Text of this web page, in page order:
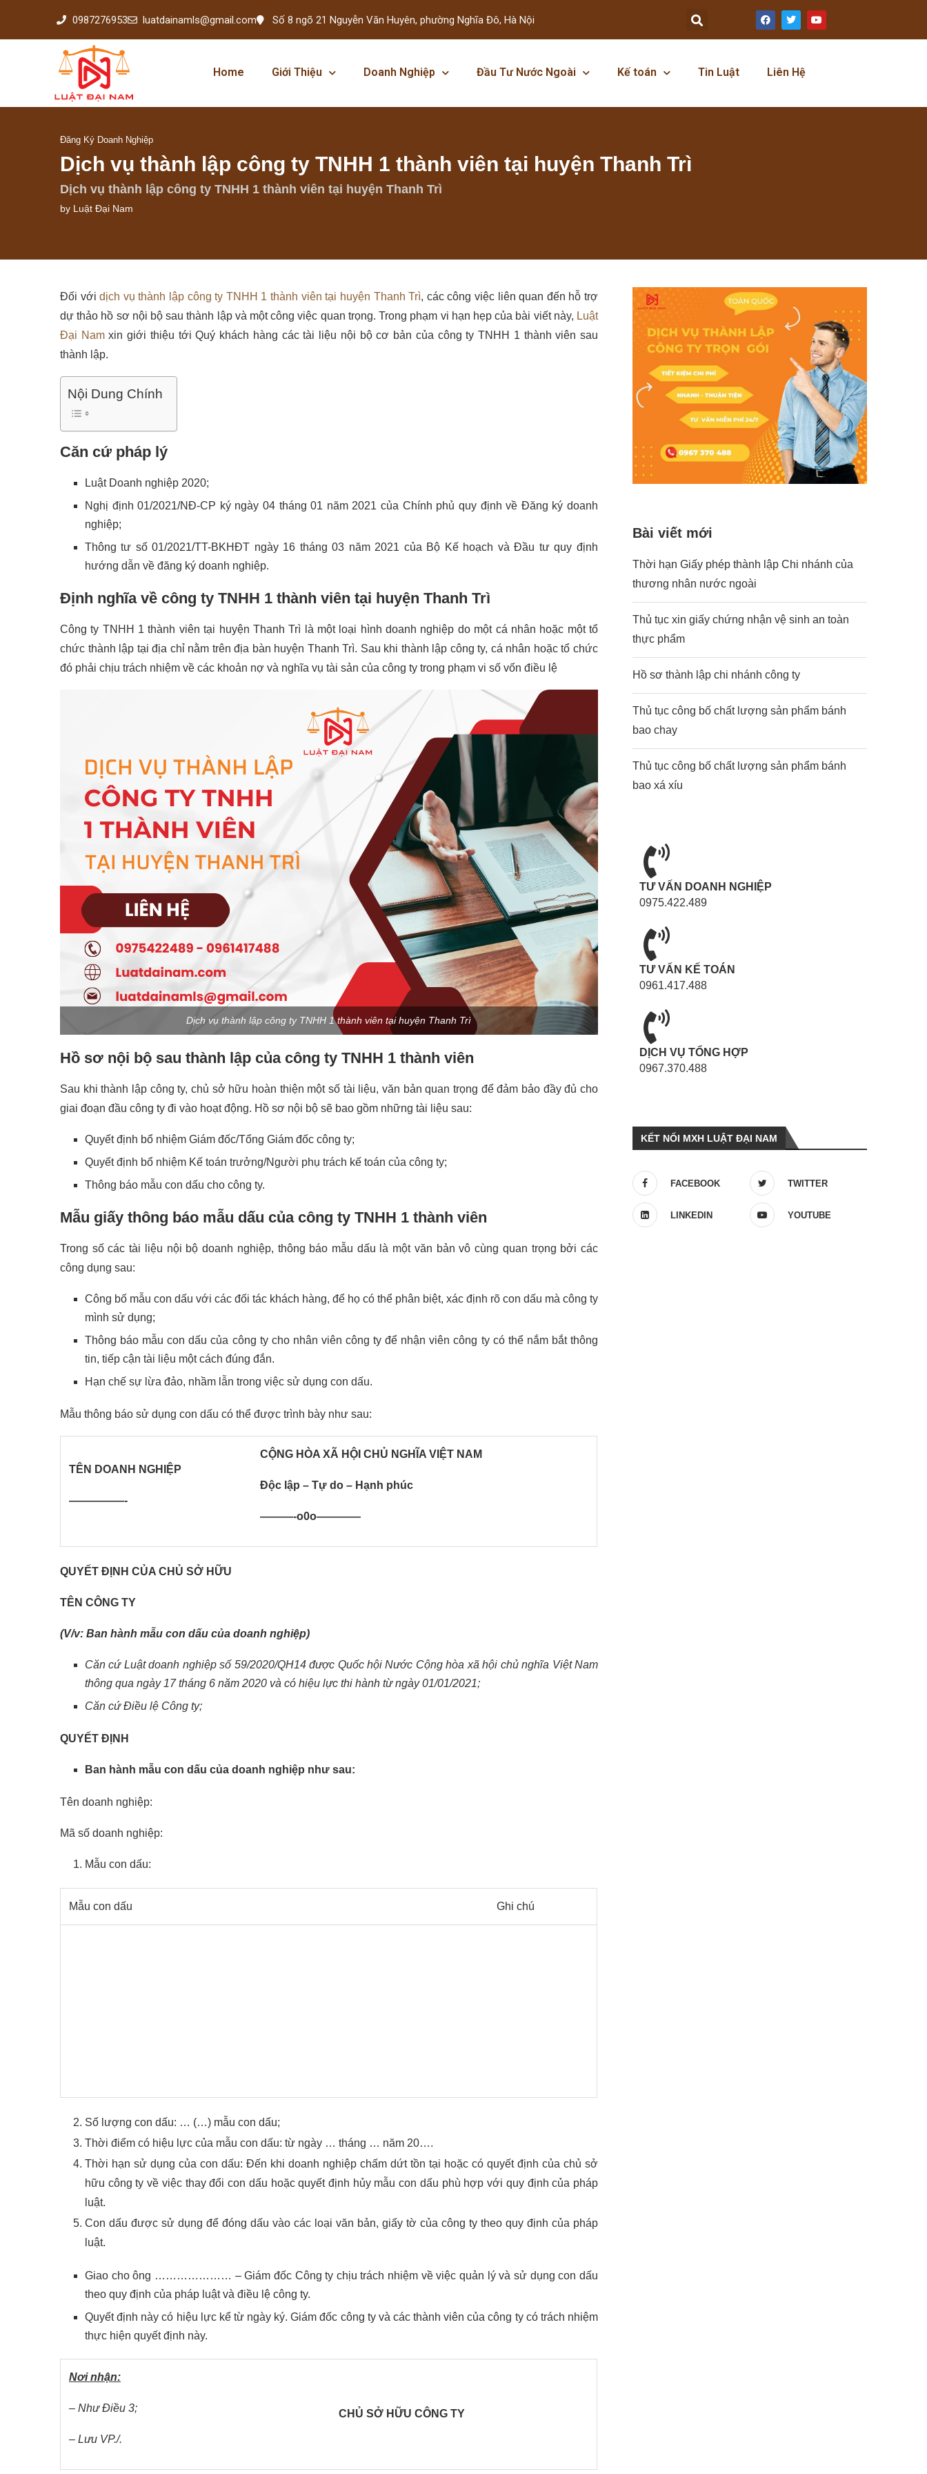
0987276953 luatdainamls@gmail.com Số 8 ngõ 21 Nguyễn Văn Huyên, phường Nghĩa Đô, Hà Nội
Home Giới Thiệu Doanh Nghiệp Đầu Tư Nước Ngoài Kế toán Tin Luật Liên Hệ
Đăng Ký Doanh Nghiệp
Dịch vụ thành lập công ty TNHH 1 thành viên tại huyện Thanh Trì
Dịch vụ thành lập công ty TNHH 1 thành viên tại huyện Thanh Trì
by Luật Đại Nam
Đối vớidịch vụ thành lập công ty TNHH 1 thành viên tại huyện Thanh Trì, các công việc liên quan đến hỗ trợ
dự thảo hồ sơ nội bộ sau thành lập và một công việc quan trọng. Trong phạm vi hạn hẹp của bài viết này, Luật
Đại Namxin giới thiệu tới Quý khách hàng các tài liệu nội bộ cơ bản của công ty TNHH 1 thành viên sau
thành lập.
Nội Dung Chính
Căn cứ pháp lý
Luật Doanh nghiệp 2020;
Nghị định 01/2021/NĐ-CP ký ngày 04 tháng 01 năm 2021 của Chính phủ quy định về Đăng ký doanh
nghiệp;
Thông tư số 01/2021/TT-BKHĐT ngày 16 tháng 03 năm 2021 của Bộ Kế hoạch và Đầu tư quy định
hướng dẫn về đăng ký doanh nghiệp.
Định nghĩa về công ty TNHH 1 thành viên tại huyện Thanh Trì
Công ty TNHH 1 thành viên tại huyện Thanh Trì là một loại hình doanh nghiệp do một cá nhân hoặc một tổ
chức thành lập tại địa chỉ nằm trên địa bàn huyện Thanh Trì. Sau khi thành lập công ty, cá nhân hoặc tổ chức
đó phải chịu trách nhiệm về các khoản nợ và nghĩa vụ tài sản của công ty trong phạm vi số vốn điều lệ
Dịch vụ thành lập công ty TNHH 1 thành viên tại huyện Thanh Trì
Hồ sơ nội bộ sau thành lập của công ty TNHH 1 thành viên
Sau khi thành lập công ty, chủ sở hữu hoàn thiện một số tài liệu, văn bản quan trọng để đảm bảo đầy đủ cho
giai đoạn đầu công ty đi vào hoạt động. Hồ sơ nội bộ sẽ bao gồm những tài liệu sau:
Quyết định bổ nhiệm Giám đốc/Tổng Giám đốc công ty;
Quyết định bổ nhiệm Kế toán trưởng/Người phụ trách kế toán của công ty;
Thông báo mẫu con dấu cho công ty.
Mẫu giấy thông báo mẫu dấu của công ty TNHH 1 thành viên
Trong số các tài liệu nội bộ doanh nghiệp, thông báo mẫu dấu là một văn bản vô cùng quan trọng bởi các
công dụng sau:
Công bố mẫu con dấu với các đối tác khách hàng, để họ có thể phân biệt, xác định rõ con dấu mà công ty
mình sử dụng;
Thông báo mẫu con dấu của công ty cho nhân viên công ty để nhận viên công ty có thể nắm bắt thông
tin, tiếp cận tài liệu một cách đúng đắn.
Hạn chế sự lừa đảo, nhầm lẫn trong việc sử dụng con dấu.
Mẫu thông báo sử dụng con dấu có thể được trình bày như sau:
TÊN DOANH NGHIỆP
—————-
CỘNG HÒA XÃ HỘI CHỦ NGHĨA VIỆT NAM
Độc lập – Tự do – Hạnh phúc
———-o0o————
QUYẾT ĐỊNH CỦA CHỦ SỞ HỮU
TÊN CÔNG TY
(V/v: Ban hành mẫu con dấu của doanh nghiệp)
Căn cứ Luật doanh nghiệp số 59/2020/QH14 được Quốc hội Nước Cộng hòa xã hội chủ nghĩa Việt Nam
thông qua ngày 17 tháng 6 năm 2020 và có hiệu lực thi hành từ ngày 01/01/2021;
Căn cứ Điều lệ Công ty;
QUYẾT ĐỊNH
Ban hành mẫu con dấu của doanh nghiệp như sau:
Tên doanh nghiệp:
Mã số doanh nghiệp:
Mẫu con dấu:
Mẫu con dấu Ghi chú
Số lượng con dấu: … (…) mẫu con dấu;
Thời điểm có hiệu lực của mẫu con dấu: từ ngày … tháng … năm 20….
Thời hạn sử dụng của con dấu: Đến khi doanh nghiệp chấm dứt tồn tại hoặc có quyết định của chủ sở
hữu công ty về việc thay đổi con dấu hoặc quyết định hủy mẫu con dấu phù hợp với quy định của pháp
luật.
Con dấu được sử dụng để đóng dấu vào các loại văn bản, giấy tờ của công ty theo quy định của pháp
luật.
Giao cho ông ………………… – Giám đốc Công ty chịu trách nhiệm về việc quản lý và sử dụng con dấu
theo quy định của pháp luật và điều lệ công ty.
Quyết định này có hiệu lực kể từ ngày ký. Giám đốc công ty và các thành viên của công ty có trách nhiệm
thực hiện quyết định này.
Nơi nhận:
– Như Điều 3;
– Lưu VP./.
CHỦ SỞ HỮU CÔNG TY
Bài viết mới
Thời hạn Giấy phép thành lập Chi nhánh của
thương nhân nước ngoài
Thủ tục xin giấy chứng nhận vệ sinh an toàn
thực phẩm
Hồ sơ thành lập chi nhánh công ty
Thủ tục công bố chất lượng sản phẩm bánh
bao chay
Thủ tục công bố chất lượng sản phẩm bánh
bao xá xíu
TƯ VẤN DOANH NGHIỆP
0975.422.489
TƯ VẤN KẾ TOÁN
0961.417.488
DỊCH VỤ TỔNG HỢP
0967.370.488
KẾT NỐI MXH LUẬT ĐẠI NAM
FACEBOOK TWITTER
LINKEDIN YOUTUBE